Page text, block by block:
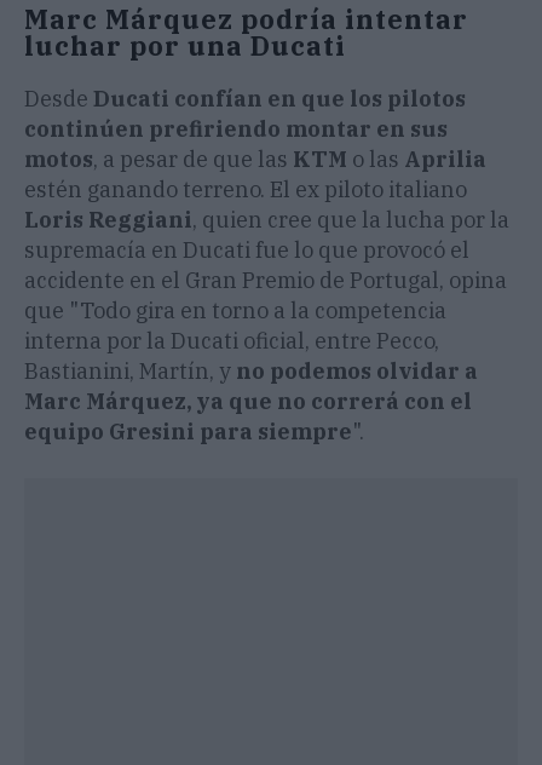
Marc Márquez podría intentar
luchar por una Ducati
Desde Ducati confían en que los pilotos
continúen prefiriendo montar en sus
motos, a pesar de que las KTM o las Aprilia
estén ganando terreno. El ex piloto italiano
Loris Reggiani, quien cree que la lucha por la
supremacía en Ducati fue lo que provocó el
accidente en el Gran Premio de Portugal, opina
que "Todo gira en torno a la competencia
interna por la Ducati oficial, entre Pecco,
Bastianini, Martín, y no podemos olvidar a
Marc Márquez, ya que no correrá con el
equipo Gresini para siempre".